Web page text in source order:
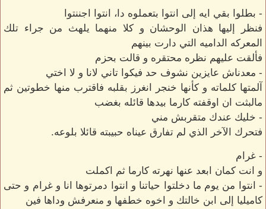
- بطلوا بقي ايه إلى انتوا بتعملوه دا، انتوا اجننتوا
فنظر إليها هذان الوحشان و كلا منهما يلهث من جراء تلك
المعركه الداميه التي دارت بينهم
فألقت عليهم نظره محتقره و قالت بحزم
- معدناش عايزين نشوف حد فيكوا تاني لانا و لا اختي
آلمتها كلماته و كأنها خنجر انغرز بقلبه فاقترب منها خطوتين ثم
مالبثت ان اوقفته كارما بيدها قائله بغضب
- خليك عندك متقربش مني
فتحرك الآخر الذي لم تفارق عيناه حبيبته قائلا بلوعه.
- غرام
و انت كمان ابعد عنها نهرته كارما ثم اكملت
- انتوا من يوم ما دخلتوا حياتنا و انتوا دمرتوها انا و غرام و حتى
كاميليا إلى ابن خالتك و اخوه خطفها و منعرفش وداها فين